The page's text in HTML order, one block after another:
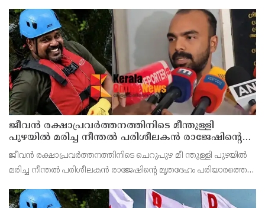
ജീവൻ രക്ഷാപ്രവർത്തനത്തിനിടെ മീന്തുള്ളി
പുഴയിൽ മരിച്ച നീന്തൽ പരിശീലകൻ രാജേഷിൻ്റെ
മൃതദേഹത്തോട് അനാദരവ് : റിപ്പോർട്ട് ലഭിച്ചാലുടൻ
നടപടിയെന്ന് കളക്ടർ
ജീവൻ രക്ഷാപ്രവർത്തനത്തിനിടെ ചെറുപുഴ മീ ന്തുള്ളി പുഴയിൽ
മരിച്ച നീന്തൽ പരിശീലകൻ രാജേഷിൻ്റെ മൃതദേഹം പരിയാരത്തെ
പോസ്റ്റുമോർട്ടം നടപടികൾക്കു ശേഷം സ്വദേശമായ തിരുവ